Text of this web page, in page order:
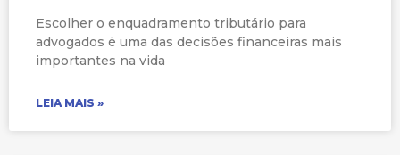
Escolher o enquadramento tributário para
advogados é uma das decisões financeiras mais
importantes na vida
LEIA MAIS »